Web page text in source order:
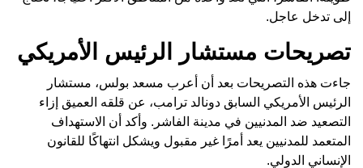
إلى تدخل عاجل.
تصريحات مستشار الرئيس الأمريكي
جاءت هذه التصريحات بعد أن أعرب مسعد بولس، مستشار
الرئيس الأمريكي السابق دونالد ترامب، عن قلقه العميق إزاء
التصعيد ضد المدنيين في مدينة الفاشر. وأكد أن الاستهداف
المتعمد للمدنيين يعد أمرًا غير مقبول ويشكل انتهاكًا للقانون
الإنساني الدولي.